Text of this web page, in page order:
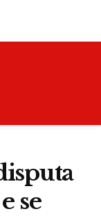
se